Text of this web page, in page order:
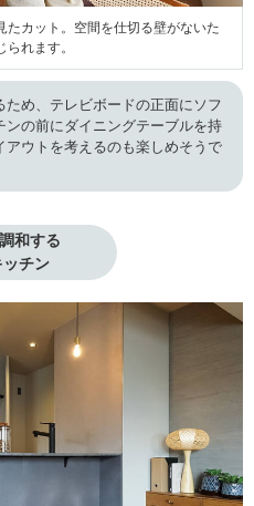
たカット。空間を仕切る壁がないた
れます。
ため、テレビボードの正面にソフ
ンの前にダイニングテーブルを持
アウトを考えるのも楽しめそうで
和する
ッチン